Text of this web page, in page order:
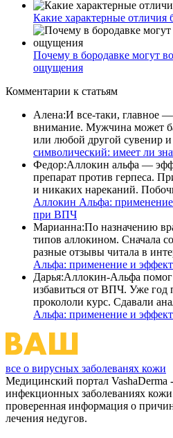
Какие характерные отличия
Почему в бородавке могут
ощущения
Комментарии к статьям
Алена:И все-таки, главное
внимание. Мужчина может
или любой другой сувенир
символический: имеет ли
Федор:Аллокин альфа —
препарат против герпеса.
и никаких нареканий.
Аллокин Альфа:
при ВПЧ
Марианна:По назначению
типов аллокином. Сначала
разные отзывы читала в
Альфа: применение и
Дарья:Аллокин-Альфа
избавиться от ВПЧ. Уже год
прокололи курс. Сдавали
Альфа: применение и
все о вирусных заболеванях кожи
Медицинский портал VashaDerma
инфекционных заболеваниях
проверенная информация о
лечения недугов.